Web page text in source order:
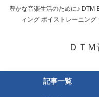
豊かな音楽生活のために♪ DTM
ィング ボイストレーニン
ＤＴ
記事一覧